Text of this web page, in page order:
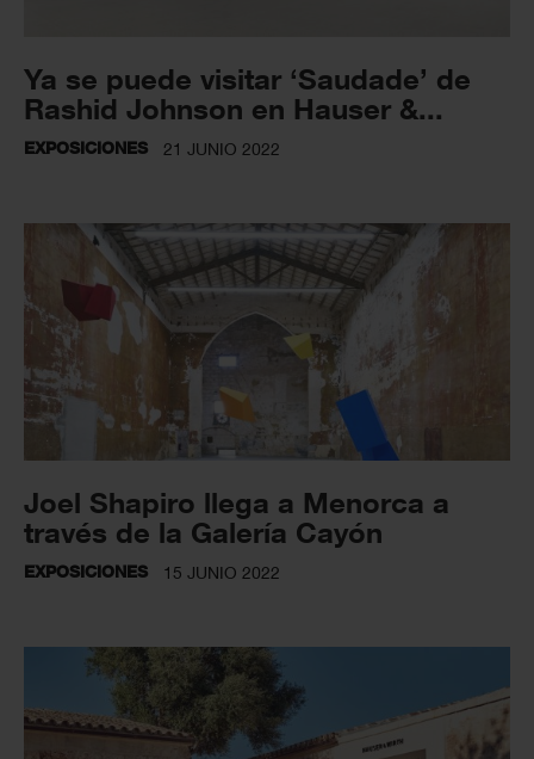
Ya se puede visitar ‘Saudade’ de
Rashid Johnson en Hauser &...
EXPOSICIONES 21 JUNIO 2022
Joel Shapiro llega a Menorca a
través de la Galería Cayón
EXPOSICIONES 15 JUNIO 2022